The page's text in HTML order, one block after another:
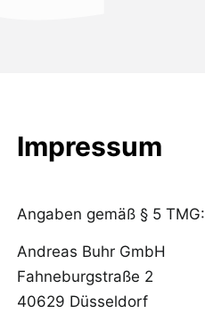
Impressum
Angaben gemäß § 5 TMG:
Andreas Buhr GmbH
Fahneburgstraße 2
40629 Düsseldorf